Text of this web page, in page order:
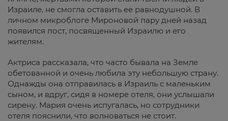
Израиле, не смогла оставить ее равнодушной. В
личном микроблоге Мироновой пару дней назад
появился пост, посвященный Израилю и его
жителям.
Актриса рассказала, что часто бывала на Земле
обетованной и очень любила эту небольшую страну.
Однажды она отправилась в Израиль с маленьким
сыном, и вдруг, сидя в номере отеля, они услышали
сирену. Мария очень испугалась, но сотрудники
отеля пояснили, что волноваться не стоит.